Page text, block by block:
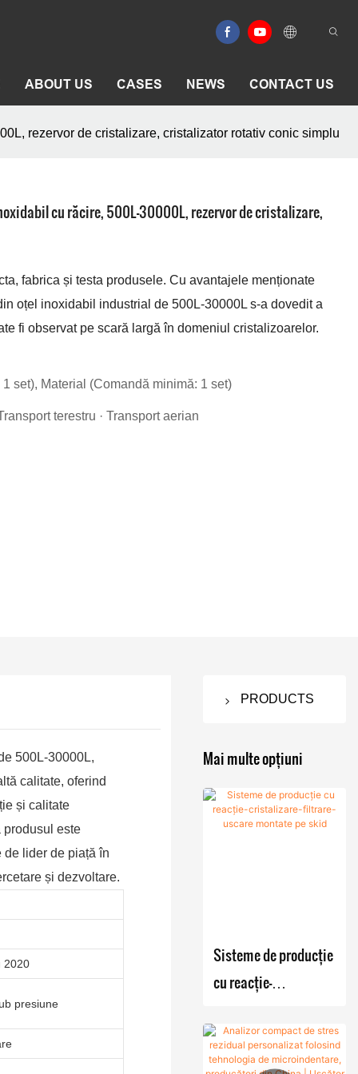
ABOUT US CASES NEWS CONTACT US
rezervor de cristalizare, cristalizator rotativ conic simplu
cu răcire, 500L-30000L, rezervor de cristalizare,
fabrica și testa produsele. Cu avantajele menționate
oțel inoxidabil industrial de 500L-30000L s-a dovedit a
fi observat pe scară largă în domeniul cristalizoarelor.
set), Material (Comandă minimă: 1 set)
terestru · Transport aerian
500L-30000L,
calitate, oferind
și calitate
produsul este
lider de piață în
și dezvoltare.
2020
presiune
PRODUCTS
filtru
Filtru
Nutsche
agitat /
Uscător
Mașină de
uscare în
con
dublu
cu flux
de aer
Reactor
cu cazan
reacție /
reactor
Mixer de
pulbere
Mixer tip
V
Cristalizator
Mai multe opțiuni
Sisteme de producție
cu reacție-
uscare montate pe
skid